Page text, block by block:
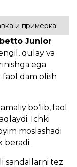
и примерка
Junior
qulay va
ega
faol dam olish
bo‘lib, faol
Ichki
moslashadi
beradi.
sandallarni tez